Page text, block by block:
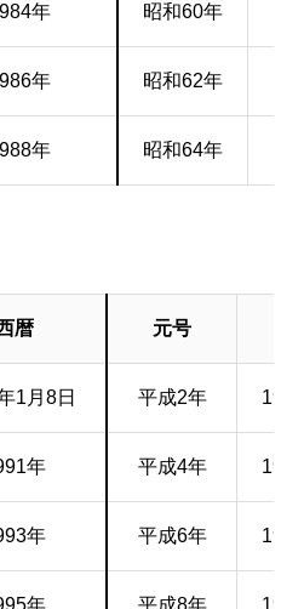
年 昭和60年
年 昭和62年
年 昭和64年
暦 元号
1月8日 平成2年
年 平成4年
年 平成6年